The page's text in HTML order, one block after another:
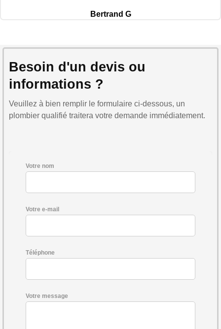
Bertrand G
Besoin d'un devis ou
informations ?
Veuillez à bien remplir le formulaire ci-dessous, un
plombier qualifié traitera votre demande immédiatement.
Votre nom
Votre e-mail
Téléphone
Votre message